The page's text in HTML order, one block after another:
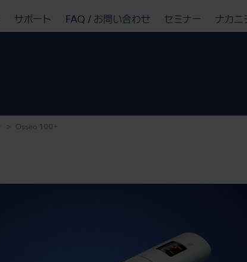
サポート FAQ / お問い合わせ セミナー ナカニ
Osseo 100+